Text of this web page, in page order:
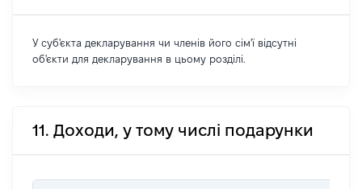
У суб'єкта декларування чи членів його сім'ї відсутні
об'єкти для декларування в цьому розділі.
11. Доходи, у тому числі подарунки